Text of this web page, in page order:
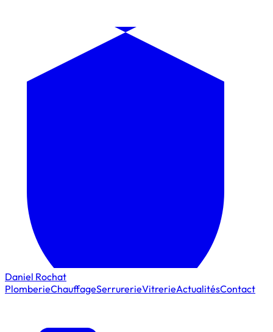
Daniel Rochat
PlomberieChauffageSerrurerieVitrerieActualitésContact